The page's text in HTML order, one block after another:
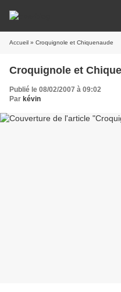
Accueil » Croquignole et Chiquenaude
Croquignole et
Publié le 08/02/2007 à 09:02
Par kévin